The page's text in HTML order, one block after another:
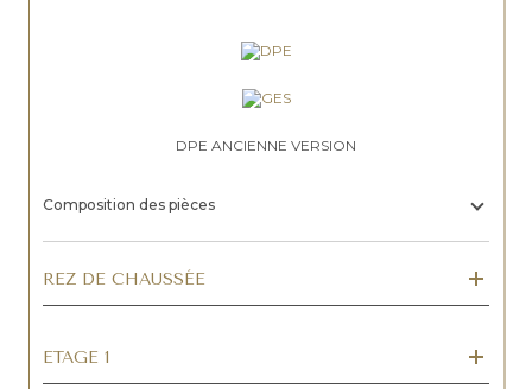
DPE ANCIENNE VERSION
Composition des pièces
REZ DE CHAUSSÉE
ETAGE 1